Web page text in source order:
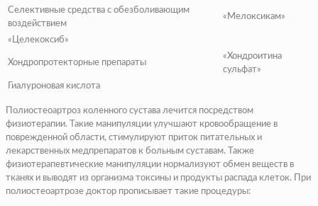
Селективные средства с обезболивающим
воздействием
«Мелоксикам»
«Целекоксиб»
Хондропротекторные препараты
«Хондроитина
сульфат»
Гиалуроновая кислота
Полиостеоартроз коленного сустава лечится посредством
физиотерапии. Такие манипуляции улучшают кровообращение в
поврежденной области, стимулируют приток питательных и
лекарственных медпрепаратов к больным суставам. Также
физиотерапевтические манипуляции нормализуют обмен веществ в
тканях и выводят из организма токсины и продукты распада клеток. При
полиостеоартрозе доктор прописывает такие процедуры: